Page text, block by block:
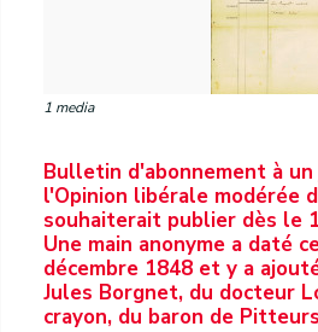
1 media
Bulletin d'abonnement à
l'Opinion libérale modérée
souhaiterait publier dès le
Une main anonyme a daté
décembre 1848 et y a
Jules Borgnet, du docteur
crayon, du baron de